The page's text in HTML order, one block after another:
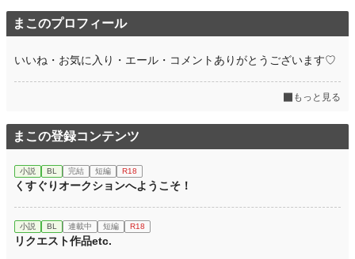
まこのプロフィール
いいね・お気に入り・エール・コメントありがとうございます♡
もっと見る
まこの登録コンテンツ
小説 BL 完結 短編 R18
くすぐりオークションへようこそ！
小説 BL 連載中 短編 R18
リクエスト作品etc.